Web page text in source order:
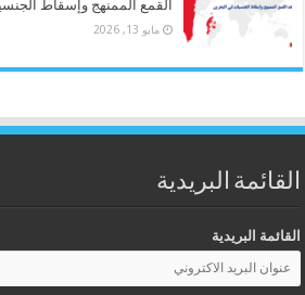
القمع الممنهج وإسقاط
مايو 13, 2026
القائمة البريدية
القائمة البريدية